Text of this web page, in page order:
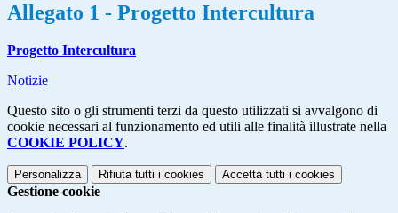
Allegato 1 - Progetto Intercultura
Progetto Intercultura
Notizie
Questo sito o gli strumenti terzi da questo utilizzati si avvalgono di
cookie necessari al funzionamento ed utili alle finalità illustrate nella
COOKIE POLICY.
Personalizza Rifiuta tutti i cookies Accetta tutti i cookies
Gestione cookie